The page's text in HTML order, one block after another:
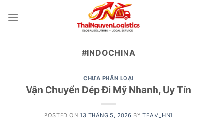
#INDOCHINA
CHƯA PHÂN LOẠI
Vận Chuyển Dép Đi Mỹ Nhanh, Uy Tín
POSTED ON 13 THÁNG 5, 2026 BYTEAM_HN1